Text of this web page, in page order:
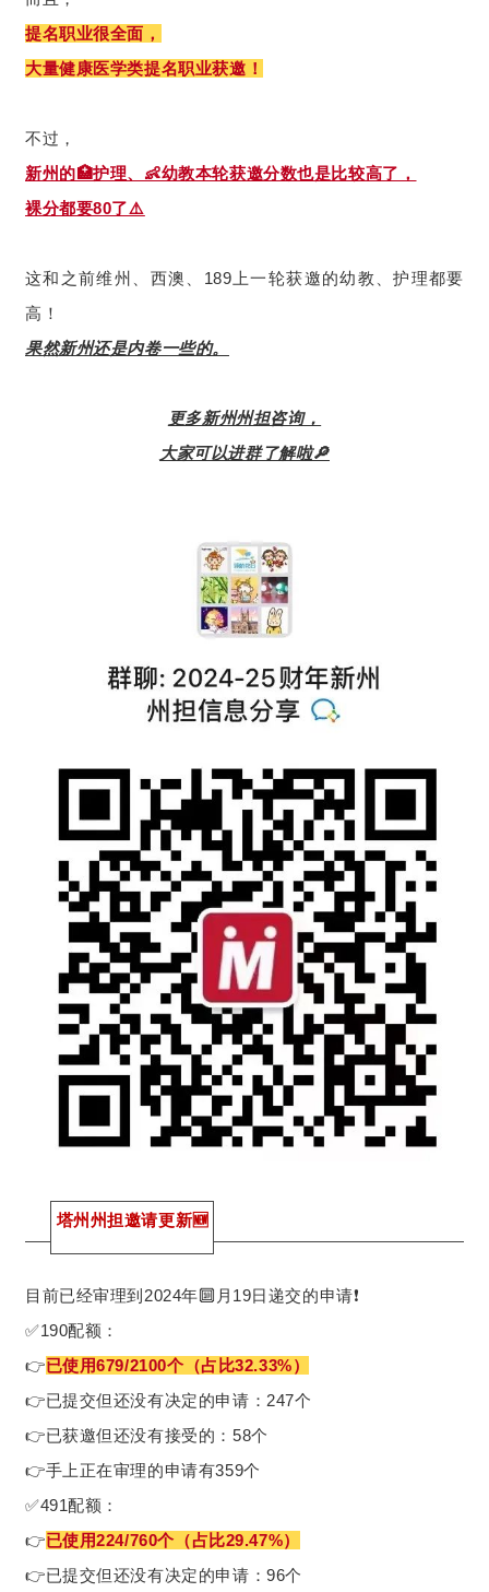
提名职业很全面，
大量健康医学类提名职业获邀！
不过，
新州的🏥护理、👶幼教本轮获邀分数也是比较高了，
裸分都要80了⚠️
这和之前维州、西澳、189上一轮获邀的幼教、护理都要
高！
果然新州还是内卷一些的。
更多新州州担咨询，
大家可以进群了解啦🔎
塔州州担邀请更新🆕
目前已经审理到2024年🔟月19日递交的申请❗
✅190配额：
👉已使用679/2100个（占比32.33%）
👉已提交但还没有决定的申请：247个
👉已获邀但还没有接受的：58个
👉手上正在审理的申请有359个
✅491配额：
👉已使用224/760个（占比29.47%）
👉已提交但还没有决定的申请：96个